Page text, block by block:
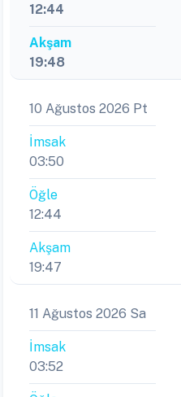
12:44
Akşam
19:48
10 Ağustos 2026 Pt
İmsak
03:50
Öğle
12:44
Akşam
19:47
11 Ağustos 2026 Sa
İmsak
03:52